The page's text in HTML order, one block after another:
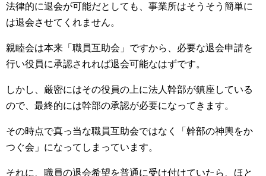
法律的に退会が可能だとしても、事業所はそうそう簡単に
は退会させてくれません。
親睦会は本来「職員互助会」ですから、必要な退会申請を
行い役員に承認されれば退会可能なはずです。
しかし、厳密にはその役員の上に法人幹部が鎮座している
ので、最終的には幹部の承認が必要になってきます。
その時点で真っ当な職員互助会ではなく「幹部の神輿をか
つぐ会」になってしまっています。
それに、職員の退会希望を普通に受け付けていたら、ほと